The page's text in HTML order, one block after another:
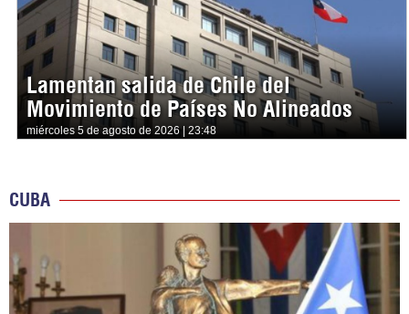
Lamentan salida de Chile del
Movimiento de Países No Alineados
miércoles 5 de agosto de 2026 | 23:48
CUBA